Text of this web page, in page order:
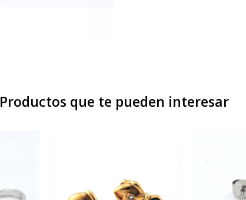
Productos que te pueden interesar